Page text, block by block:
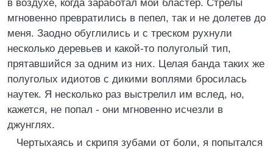
в воздухе, когда заработал мой бластер. Стрелы
мгновенно превратились в пепел, так и не долетев до
меня. Заодно обуглились и с треском рухнули
несколько деревьев и какой-то полуголый тип,
прятавшийся за одним из них. Целая банда таких же
полуголых идиотов с дикими воплями бросилась
наутек. Я несколько раз выстрелил им вслед, но,
кажется, не попал - они мгновенно исчезли в
джунглях.
Чертыхаясь и скрипя зубами от боли, я попытался